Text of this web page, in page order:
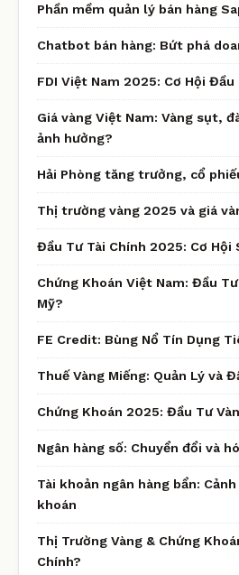
Phần mềm quản lý bán hàng
Chatbot bán hàng: Bứt phá
FDI Việt Nam 2025: Cơ Hội Đầu
Giá vàng Việt Nam: Vàng sụt,
ảnh hưởng?
Hải Phòng tăng trưởng, cổ
Thị trường vàng 2025 và giá
Đầu Tư Tài Chính 2025: Cơ Hội
Chứng Khoán Việt Nam: Đầu
Mỹ?
FE Credit: Bùng Nổ Tín Dụng
Thuế Vàng Miếng: Quản Lý và
Chứng Khoán 2025: Đầu Tư
Ngân hàng số: Chuyển đổi và
Tài khoản ngân hàng bẩn:
khoán
Thị Trường Vàng & Chứng
Chính?